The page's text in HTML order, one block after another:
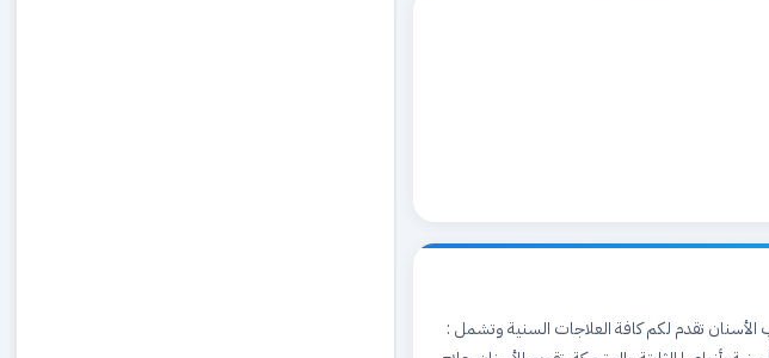
تقدم لكم كافة العلاجات السنية وتشمل :